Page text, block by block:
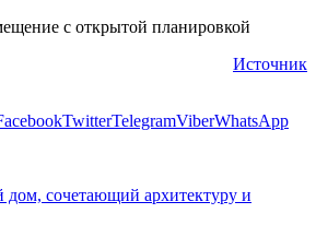
Источник
TwitterTelegramViberWhatsApp
сочетающий архитектуру и